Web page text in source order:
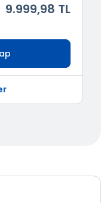
9.999,98 TL